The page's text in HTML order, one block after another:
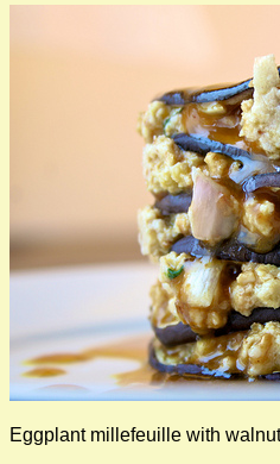
Eggplant millefeuille with